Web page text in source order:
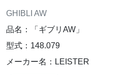
GHIBLI AW
品名：「ギブリAW」
型式：148.079
メーカー名：LEISTER